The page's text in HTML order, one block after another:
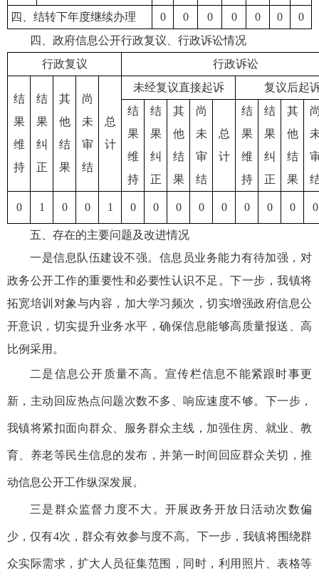
四、结转下年度继续办理
0 0 0 0 0 0
0
四、政府信息公开行政复议、行政诉讼情况
行政复议
行政诉讼
结
果
维
持
结
果
纠
正
其
他
结
果
尚
未
审
结
总
计
未经复议直接起诉
复议后起
结
果
维
持
结
果
纠
正
其
他
结
果
尚
未
审
结
总
计
结
果
维
持
结
果
纠
正
其
他
结
果
0 1 0 0 1 0 0 0 0 0 0 0 0 0
五、存在的主要问题及改进情况
一是信息队伍建设不强。信息员业务能力有待加强，对
政务公开工作的重要性和必要性认识不足。下一步，我镇将
拓宽培训对象与内容，加大学习频次，切实增强政府信息公
开意识，切实提升业务水平，确保信息能够高质量报送、高
比例采用。
二是信息公开质量不高。宣传栏信息不能紧跟时事更
新，主动回应热点问题次数不多、响应速度不够。下一步，
我镇将紧扣面向群众、服务群众主线，加强住房、就业、教
育、养老等民生信息的发布，并第一时间回应群众关切，推
动信息公开工作纵深发展。
三是群众监督力度不大。开展政务开放日活动次数偏
少，仅有4次，群众有效参与度不高。下一步，我镇将围绕群
众实际需求，扩大人员征集范围，同时，利用照片、表格等